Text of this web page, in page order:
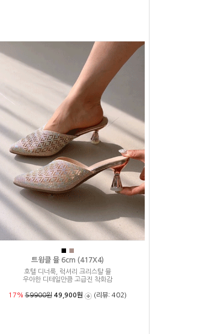
■ ■
트윙클 뮬 6cm (417X4)
호텔 디너룩, 럭셔리 크리스탈 뮬
우아한 디테일만큼 고급진 착화감
17%59900원 49,900원 (리뷰: 402)